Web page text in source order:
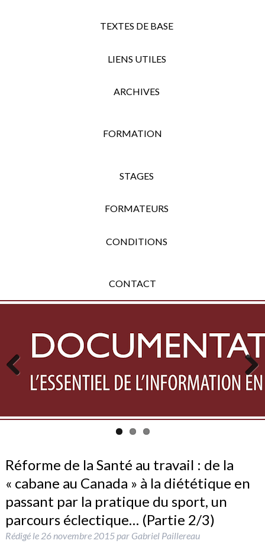
TEXTES DE BASE
LIENS UTILES
ARCHIVES
FORMATION
STAGES
FORMATEURS
CONDITIONS
CONTACT
Previous Next
Réforme de la Santé au travail : de la
« cabane au Canada » à la diététique en
passant par la pratique du sport, un
parcours éclectique… (Partie 2/3)
Rédigé le 26 novembre 2015par Gabriel Paillereau